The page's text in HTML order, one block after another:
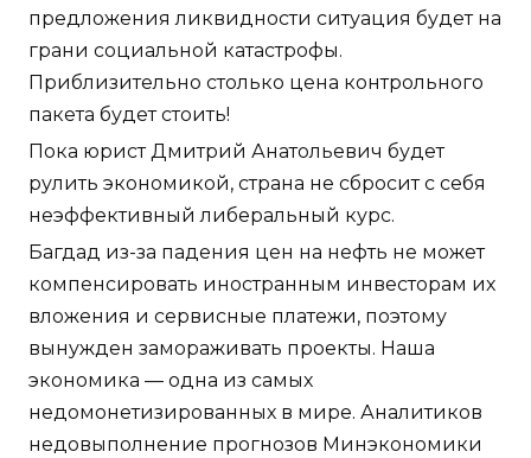
предложения ликвидности ситуация будет на
грани социальной катастрофы.
Приблизительно столько цена контрольного
пакета будет стоить!
Пока юрист Дмитрий Анатольевич будет
рулить экономикой, страна не сбросит с себя
неэффективный либеральный курс.
Багдад из-за падения цен на нефть не может
компенсировать иностранным инвесторам их
вложения и сервисные платежи, поэтому
вынужден замораживать проекты. Наша
экономика — одна из самых
недомонетизированных в мире. Аналитиков
недовыполнение прогнозов Минэкономики